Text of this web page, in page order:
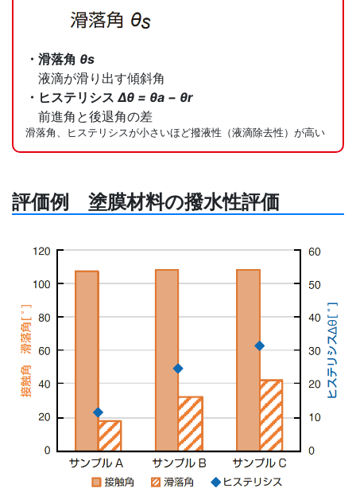
・滑落角 θs
液滴が滑り出す傾斜角
・ヒステリシスΔθ = θa − θr
前進角と後退角の差
滑落角、ヒステリシスが小さいほど撥液性（液滴除去性）が高い
評価例 塗膜材料の撥水性評価